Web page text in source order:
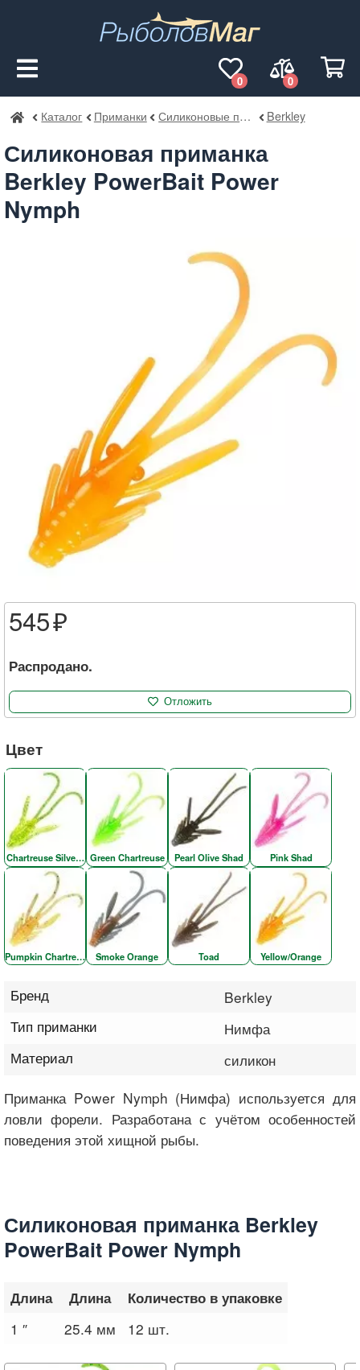
0
0
РыболовМаг
Каталог Приманки Силиконовые приманки Berkley
Силиконовая приманка
Berkley PowerBait Power
Nymph
Цвет
Chartreuse Silver FleckGreen Chartreuse Pearl Olive Shad Pink Shad
Pumpkin Chartreuse Smoke Orange Toad Yellow/Orange
Бренд
Berkley
Тип приманки
Нимфа
Материал
силикон
545
Распродано.
Отложить
Приманка Power Nymph (Нимфа) используется для
ловли форели. Разработана с учётом особенностей
поведения этой хищной рыбы.
Силиконовая приманка Berkley
PowerBait Power Nymph
Длина Длина Количество в упаковке
1 ″ 25.4 мм 12 шт.